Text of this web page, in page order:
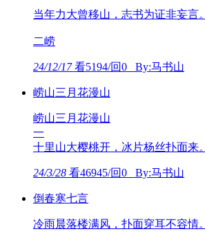
当年力大曾移山，志书为证非妄言。
二崂
24/12/17看5194/回0 By:马书山
崂山三月花漫山
崂山三月花漫山
一
十里山大樱桃开，冰片杨丝扑面来。
24/3/28 看46945/回0 By:马书山
倒春寒七言
冷雨晨落楼满风，扑面穿耳不容情。